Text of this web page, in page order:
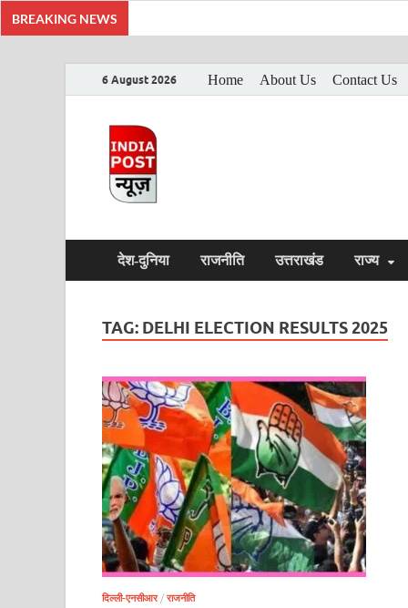
BREAKING NEWS
6 August 2026 Home About Us Contact Us
देश-दुनिया राजनीति उत्तराखंड राज्य
TAG: DELHI ELECTION RESULTS 2025
दिल्ली-एनसीआर/ राजनीति